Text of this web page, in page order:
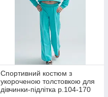
Спортивний костюм з
укороченою толстовкою для
дівчинки-підлітка р.104-170